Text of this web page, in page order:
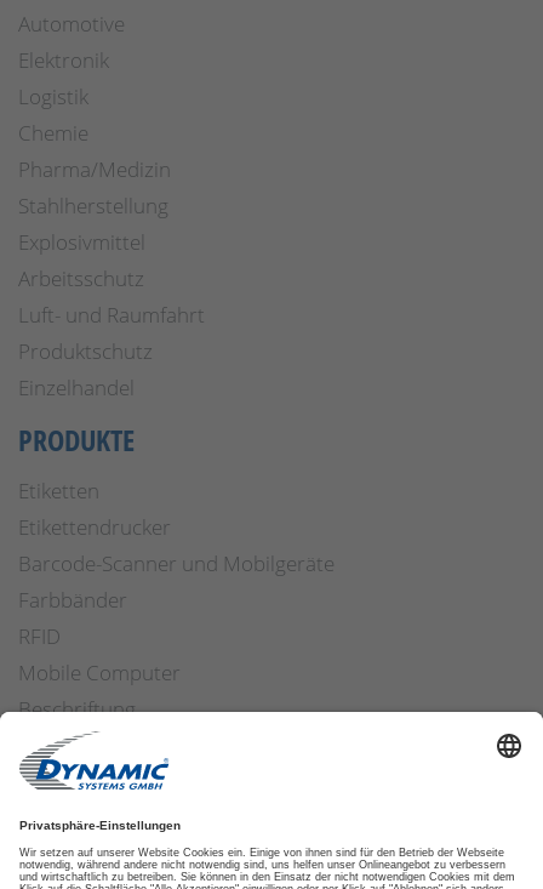
Automotive
Elektronik
Logistik
Chemie
Pharma/Medizin
Stahlherstellung
Explosivmittel
Arbeitsschutz
Luft- und Raumfahrt
Produktschutz
Einzelhandel
PRODUKTE
Etiketten
Etikettendrucker
Barcode-Scanner und Mobilgeräte
Farbbänder
RFID
Mobile Computer
Beschriftung
Arbeitssicherheit
Applikatoren
Etiketten Software
ETIKETTENFINDER